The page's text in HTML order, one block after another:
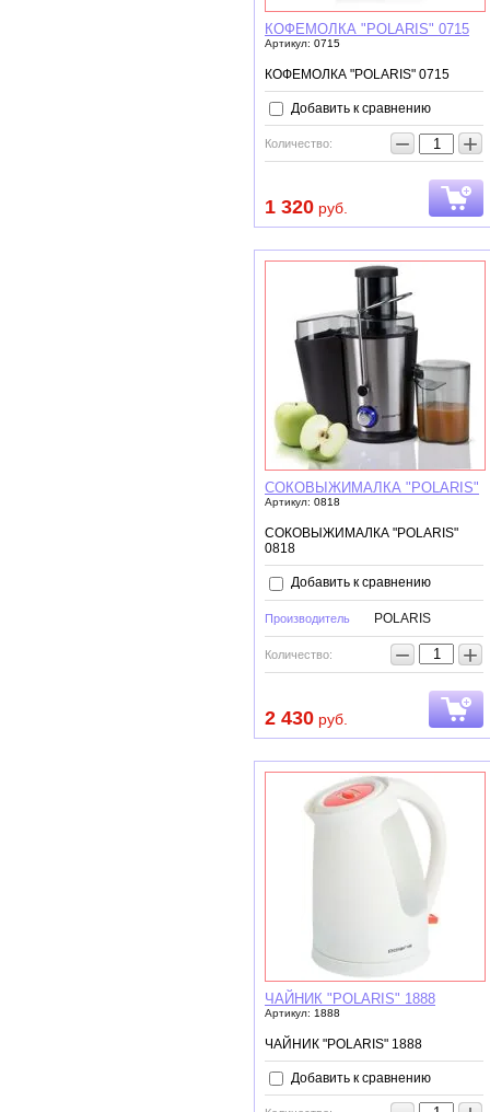
КОФЕМОЛКА "POLARIS" 0715
Артикул: 0715
КОФЕМОЛКА "POLARIS" 0715
Добавить к сравнению
Количество: − +
1 320 руб.
СОКОВЫЖИМАЛКА "POLARIS"
Артикул: 0818
СОКОВЫЖИМАЛКА "POLARIS"
0818
Добавить к сравнению
Производитель POLARIS
Количество: − +
2 430 руб.
ЧАЙНИК "POLARIS" 1888
Артикул: 1888
ЧАЙНИК "POLARIS" 1888
Добавить к сравнению